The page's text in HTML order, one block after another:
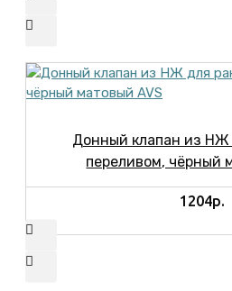
Донный клапан из НЖ
переливом, чёрный
1204р.